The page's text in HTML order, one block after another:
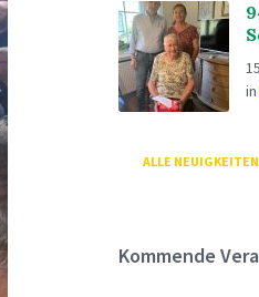
in
ALLE
Kommende